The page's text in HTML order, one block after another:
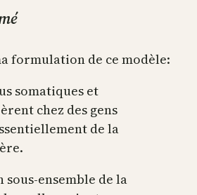
formulation de ce modèle:
somatiques et
chez des gens
de la
sous-ensemble de la